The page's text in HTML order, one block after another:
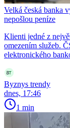
Velká česká banka
nepošlou peníze
Klienti jedné z
omezením služeb.
elektronického
Byznys trendy
dnes, 17:46
1 min